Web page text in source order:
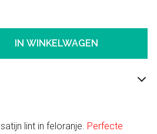
IN WINKELWAGEN
satijn lint in feloranje. Perfecte